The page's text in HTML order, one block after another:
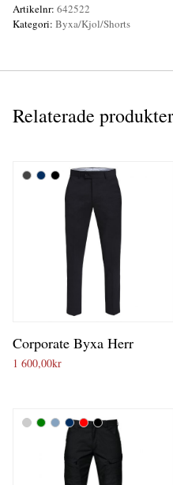
Artikelnr: 642522
Kategori: Byxa/Kjol/Shorts
Relaterade produkter
Corporate Byxa Herr
1 600,00kr